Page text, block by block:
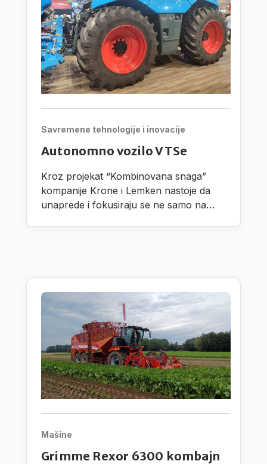
Savremene tehnologije i inovacije
Autonomno vozilo VTSe
Kroz projekat “Kombinovana snaga”
kompanije Krone i Lemken nastoje da
unaprede i fokusiraju se ne samo na
Mašine
Grimme Rexor 6300 kombajn